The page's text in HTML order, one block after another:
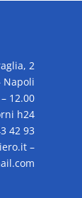
2
Napoli
12.00
h24
42 93
–